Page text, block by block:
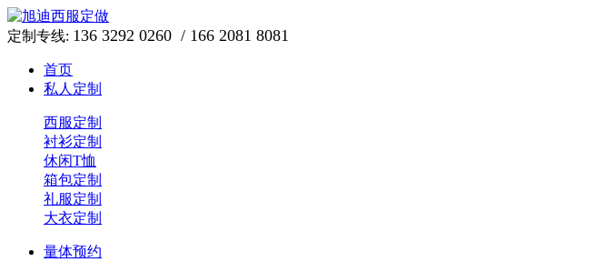
定制专线: 136 3292 0260 / 166 2081 8081
首页
私人定制
西服定制
衬衫定制
休闲T恤
箱包定制
礼服定制
大衣定制
量体预约